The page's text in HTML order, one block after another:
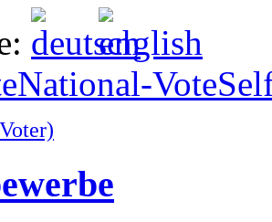
National-Vote